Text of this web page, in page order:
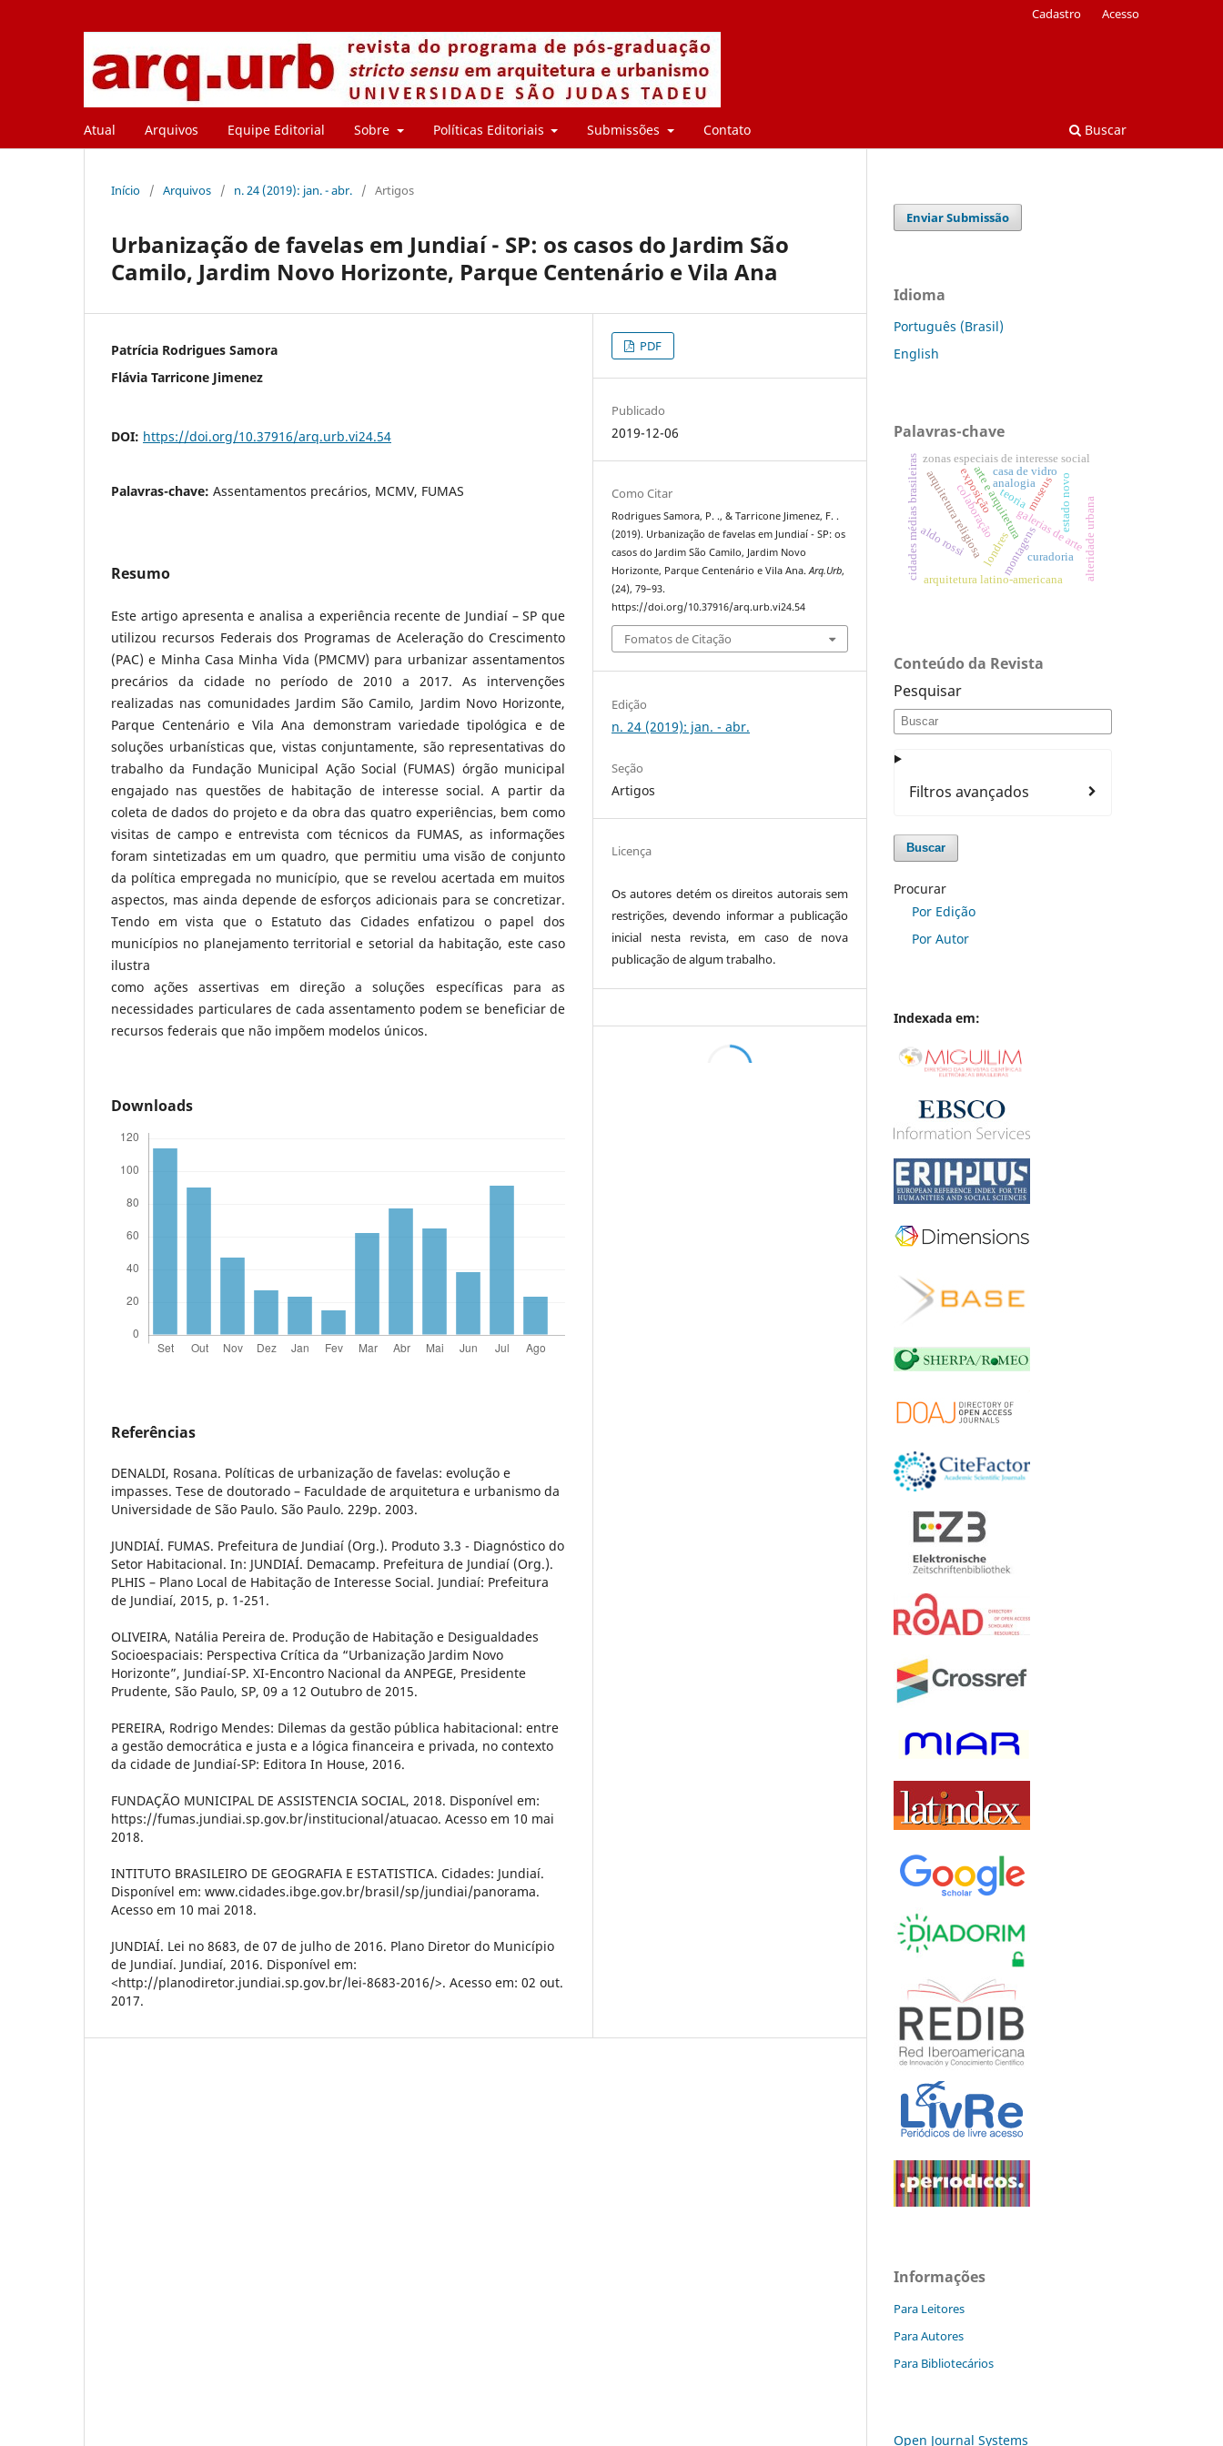
Atual Arquivos Equipe Editorial Sobre Políticas Editoriais Submissões Contato Buscar
Cadastro Acesso
Início / Arquivos / n. 24 (2019): jan. - abr. / Artigos
Urbanização de favelas em Jundiaí - SP: os casos do Jardim São
Camilo, Jardim Novo Horizonte, Parque Centenário e Vila Ana
Patrícia Rodrigues Samora
Flávia Tarricone Jimenez
DOI: https://doi.org/10.37916/arq.urb.vi24.54
Palavras-chave: Assentamentos precários, MCMV, FUMAS
Resumo
Este artigo apresenta e analisa a experiência recente de Jundiaí – SP que
utilizou recursos Federais dos Programas de Aceleração do Crescimento
(PAC) e Minha Casa Minha Vida (PMCMV) para urbanizar assentamentos
precários da cidade no período de 2010 a 2017. As intervenções
realizadas nas comunidades Jardim São Camilo, Jardim Novo Horizonte,
Parque Centenário e Vila Ana demonstram variedade tipológica e de
soluções urbanísticas que, vistas conjuntamente, são representativas do
trabalho da Fundação Municipal Ação Social (FUMAS) órgão municipal
engajado nas questões de habitação de interesse social. A partir da
coleta de dados do projeto e da obra das quatro experiências, bem como
visitas de campo e entrevista com técnicos da FUMAS, as informações
foram sintetizadas em um quadro, que permitiu uma visão de conjunto
da política empregada no município, que se revelou acertada em muitos
aspectos, mas ainda depende de esforços adicionais para se concretizar.
Tendo em vista que o Estatuto das Cidades enfatizou o papel dos
municípios no planejamento territorial e setorial da habitação, este caso
ilustra
como ações assertivas em direção a soluções específicas para as
necessidades particulares de cada assentamento podem se beneficiar de
recursos federais que não impõem modelos únicos.
Downloads
Referências
DENALDI, Rosana. Políticas de urbanização de favelas: evolução e
impasses. Tese de doutorado – Faculdade de arquitetura e urbanismo da
Universidade de São Paulo. São Paulo. 229p. 2003.
JUNDIAÍ. FUMAS. Prefeitura de Jundiaí (Org.). Produto 3.3 - Diagnóstico do
Setor Habitacional. In: JUNDIAÍ. Demacamp. Prefeitura de Jundiaí (Org.).
PLHIS – Plano Local de Habitação de Interesse Social. Jundiaí: Prefeitura
de Jundiaí, 2015, p. 1-251.
OLIVEIRA, Natália Pereira de. Produção de Habitação e Desigualdades
Socioespaciais: Perspectiva Crítica da “Urbanização Jardim Novo
Horizonte”, Jundiaí-SP. XI-Encontro Nacional da ANPEGE, Presidente
Prudente, São Paulo, SP, 09 a 12 Outubro de 2015.
PEREIRA, Rodrigo Mendes: Dilemas da gestão pública habitacional: entre
a gestão democrática e justa e a lógica financeira e privada, no contexto
da cidade de Jundiaí-SP: Editora In House, 2016.
FUNDAÇÃO MUNICIPAL DE ASSISTENCIA SOCIAL, 2018. Disponível em:
https://fumas.jundiai.sp.gov.br/institucional/atuacao. Acesso em 10 mai
2018.
INTITUTO BRASILEIRO DE GEOGRAFIA E ESTATISTICA. Cidades: Jundiaí.
Disponível em: www.cidades.ibge.gov.br/brasil/sp/jundiai/panorama.
Acesso em 10 mai 2018.
JUNDIAÍ. Lei no 8683, de 07 de julho de 2016. Plano Diretor do Município
de Jundiaí. Jundiaí, 2016. Disponível em:
<http://planodiretor.jundiai.sp.gov.br/lei-8683-2016/>. Acesso em: 02 out.
2017.
PDF
Publicado
2019-12-06
Como Citar
Rodrigues Samora, P. ., & Tarricone Jimenez, F. .
(2019). Urbanização de favelas em Jundiaí - SP: os
casos do Jardim São Camilo, Jardim Novo
Horizonte, Parque Centenário e Vila Ana.Arq.Urb,
(24), 79–93.
https://doi.org/10.37916/arq.urb.vi24.54
Fomatos de Citação
Edição
n. 24 (2019): jan. - abr.
Seção
Artigos
Licença
Os autores detém os direitos autorais sem
restrições, devendo informar a publicação
inicial nesta revista, em caso de nova
publicação de algum trabalho.
Enviar Submissão
Idioma
Português (Brasil)
English
Palavras-chave
arquitetura religiosa
zonas especiais de interesse social
arte e arquiteturamuseus
galerias de arte
montagens
casa de vidro
exposição
arquitetura latino-americana
londres
cidades médias brasileiras estado novo
analogia
aldo rossi alteridade urbana
colaboração
curadoria
teoria
Conteúdo da Revista
Pesquisar
Filtros avançados
Buscar
Procurar
Por Edição
Por Autor
Indexada em:
Informações
Para Leitores
Para Autores
Para Bibliotecários
Open Journal Systems